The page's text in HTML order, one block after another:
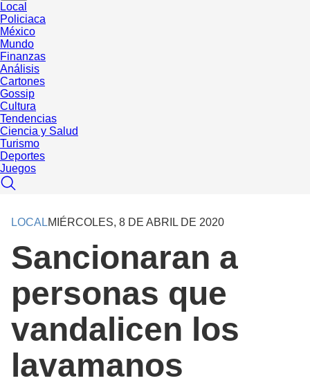
Local
Policiaca
México
Mundo
Finanzas
Análisis
Cartones
Gossip
Cultura
Tendencias
Ciencia y Salud
Turismo
Deportes
Juegos
LOCALMIÉRCOLES, 8 DE ABRIL DE 2020
Sancionaran a
personas que
vandalicen los
lavamanos